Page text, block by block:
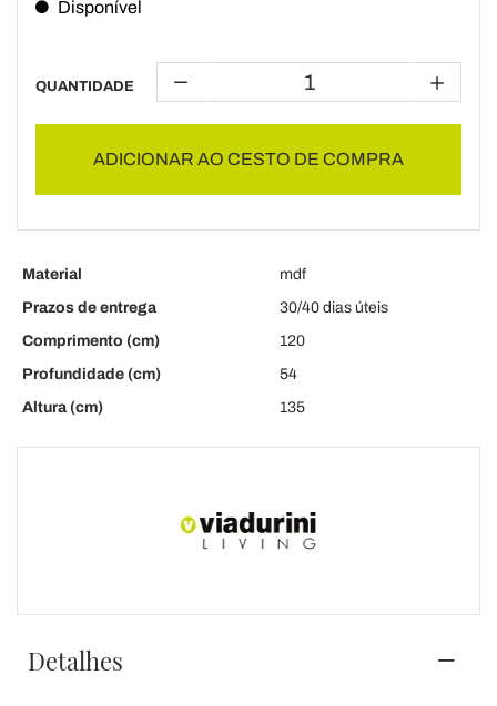
Disponível
QUANTIDADE
ADICIONAR AO CESTO DE COMPRA
Material
mdf
Prazos de entrega
30/40 dias úteis
Comprimento (cm)
120
Profundidade (cm)
54
Altura (cm)
135
Detalhes